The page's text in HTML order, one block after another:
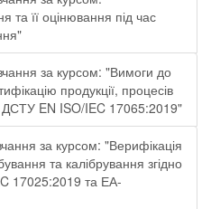
та її оцінювання під час
за курсом: "Вимоги до
продукції, процесів
ДСТУ EN ISO/IEC 17065:2019"
за курсом: "Верифікація
та калібрування згідно
17025:2019 та ЕА-